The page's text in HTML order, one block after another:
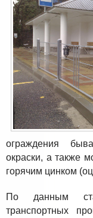
ограждения
окраски, а также
горячим цинком
По данным
транспортных